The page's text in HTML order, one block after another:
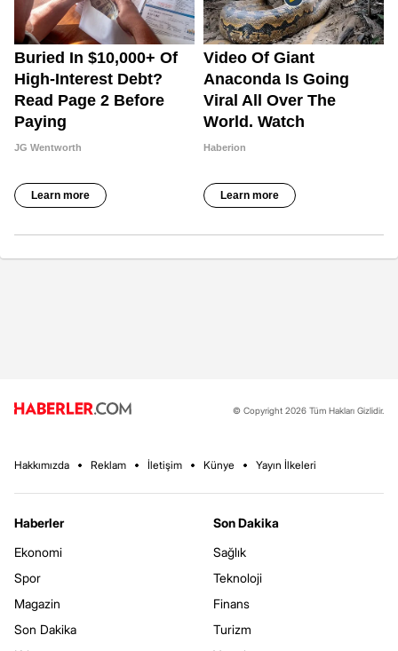
© Copyright 2026 Tüm Hakları Gizlidir.
Hakkımızda Reklam İletişim Künye Yayın İlkeleri
Haberler
Ekonomi
Spor
Magazin
Son Dakika
Son Dakika
Sağlık
Teknoloji
Finans
Turizm